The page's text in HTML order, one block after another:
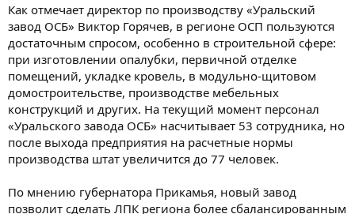
Как отмечает директор по производству «Уральский
завод ОСБ» Виктор Горячев, в регионе ОСП пользуются
достаточным спросом, особенно в строительной сфере:
при изготовлении опалубки, первичной отделке
помещений, укладке кровель, в модульно-щитовом
домостроительстве, производстве мебельных
конструкций и других. На текущий момент персонал
«Уральского завода ОСБ» насчитывает 53 сотрудника, но
после выхода предприятия на расчетные нормы
производства штат увеличится до 77 человек.
По мнению губернатора Прикамья, новый завод
позволит сделать ЛПК региона более сбалансированным